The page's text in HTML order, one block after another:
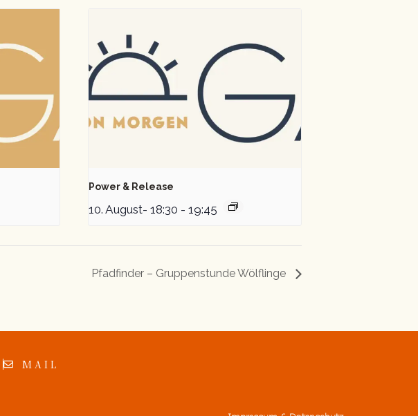
Power & Release
10. August- 18:30 - 19:45
Pfadfinder – Gruppenstunde Wölflinge
MAIL